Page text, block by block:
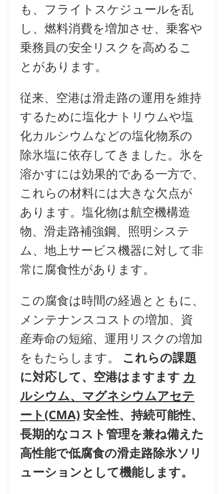
も、フライトスケジュールを乱
し、燃料消費を増加させ、乗客や
乗務員の安全リスクを高めるこ
とがあります。
従来、空港は滑走路の運用を維持
するために塩化ナトリウムや塩
化カルシウムなどの塩化物系の
除氷塩に依存してきました。氷を
溶かすには効果的である一方で、
これらの材料には大きな欠点が
あります。塩化物は航空機構造
物、滑走路補強鋼、照明システ
ム、地上サービス機器に対して非
常に腐食性があります。
この腐食は時間の経過とともに、
メンテナンスコストの増加、資
産寿命の短縮、運用リスクの増加
をもたらします。 これらの課題
に対応して、空港はますます カ
ルシウム、マグネシウムアセテ
ート(CMA)安全性、持続可能性、
長期的なコスト管理を兼ね備えた
高性能で低腐食の滑走路除氷ソリ
ューションとして機能します。